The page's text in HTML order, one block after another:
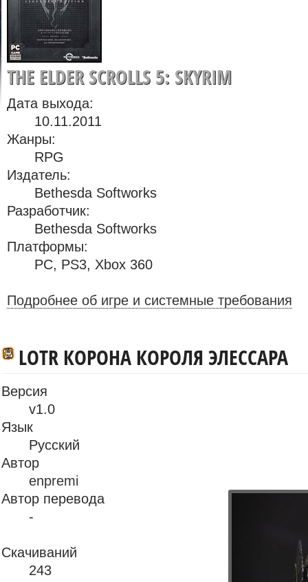
THE ELDER SCROLLS 5: SKYRIM
Дата выхода:
10.11.2011
Жанры:
RPG
Издатель:
Bethesda Softworks
Разработчик:
Bethesda Softworks
Платформы:
PC, PS3, Xbox 360
Подробнее об игре и системные требования
LOTR КОРОНА КОРОЛЯ ЭЛЕССАРА
Версия
v1.0
Язык
Русский
Автор
enpremi
Автор перевода
-
Скачиваний
243